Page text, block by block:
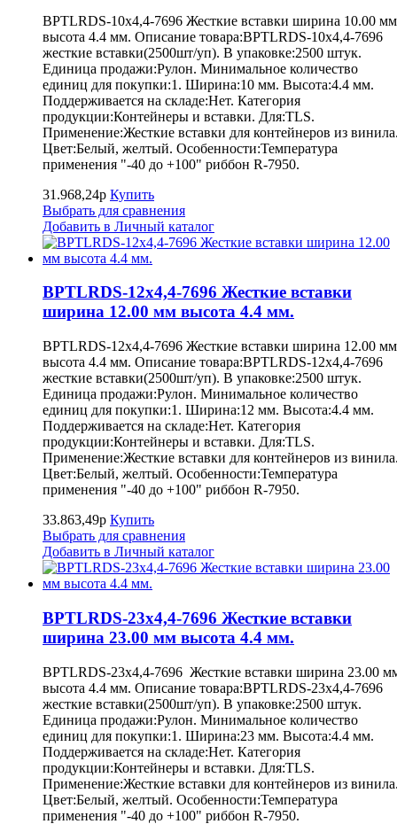
BPTLRDS-10x4,4-7696 Жесткие вставки ширина 10.00 мм
высота 4.4 мм. Описание товара:BPTLRDS-10x4,4-7696
жесткие вставки(2500шт/уп). В упаковке:2500 штук.
Единица продажи:Рулон. Минимальное количество
единиц для покупки:1. Ширина:10 мм. Высота:4.4 мм.
Поддерживается на складе:Нет. Категория
продукции:Контейнеры и вставки. Для:TLS.
Применение:Жесткие вставки для контейнеров из
Цвет:Белый, желтый. Особенности:Температура
применения "-40 до +100" риббон R-7950.
31.968,24р Купить
Выбрать для сравнения
Добавить в Личный каталог
BPTLRDS-12x4,4-7696 Жесткие вставки
ширина 12.00 мм высота 4.4 мм.
BPTLRDS-12x4,4-7696 Жесткие вставки ширина 12.00 мм
высота 4.4 мм. Описание товара:BPTLRDS-12x4,4-7696
жесткие вставки(2500шт/уп). В упаковке:2500 штук.
Единица продажи:Рулон. Минимальное количество
единиц для покупки:1. Ширина:12 мм. Высота:4.4 мм.
Поддерживается на складе:Нет. Категория
продукции:Контейнеры и вставки. Для:TLS.
Применение:Жесткие вставки для контейнеров из
Цвет:Белый, желтый. Особенности:Температура
применения "-40 до +100" риббон R-7950.
33.863,49р Купить
Выбрать для сравнения
Добавить в Личный каталог
BPTLRDS-23x4,4-7696 Жесткие вставки
ширина 23.00 мм высота 4.4 мм.
BPTLRDS-23x4,4-7696 Жесткие вставки ширина 23.00
высота 4.4 мм. Описание товара:BPTLRDS-23x4,4-7696
жесткие вставки(2500шт/уп). В упаковке:2500 штук.
Единица продажи:Рулон. Минимальное количество
единиц для покупки:1. Ширина:23 мм. Высота:4.4 мм.
Поддерживается на складе:Нет. Категория
продукции:Контейнеры и вставки. Для:TLS.
Применение:Жесткие вставки для контейнеров из
Цвет:Белый, желтый. Особенности:Температура
применения "-40 до +100" риббон R-7950.